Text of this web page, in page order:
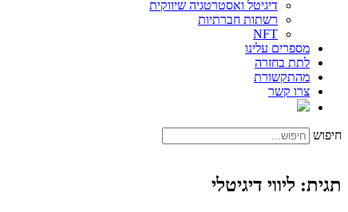
דיגיטל ואסטרטגיה שיווקית
רשתות חברתיות
NFT
מספרים עלינו
לתת בחזרה
מהתקשורת
צרו קשר
חיפוש
תגית: ליווי דיגיטלי